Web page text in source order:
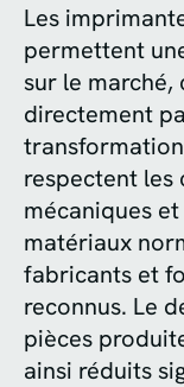
Les
permettent
sur le marché,
directement
respectent les
mécaniques
matériaux
fabricants et
reconnus. Le
pièces
ainsi réduits